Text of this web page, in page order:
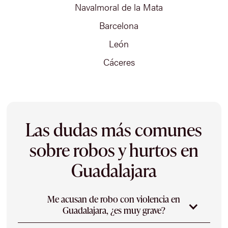
Navalmoral de la Mata
Barcelona
León
Cáceres
Las dudas más comunes
sobre robos y hurtos en
Guadalajara
Me acusan de robo con violencia en
Guadalajara, ¿es muy grave?